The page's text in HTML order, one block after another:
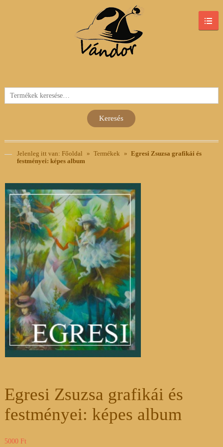
Keresés
a
Keresés
Jelenleg itt van: Főoldal » Termékek » Egresi Zsuzsa grafikái és
festményei: képes album
Egresi Zsuzsa grafikái és
festményei: képes album
5000 Ft